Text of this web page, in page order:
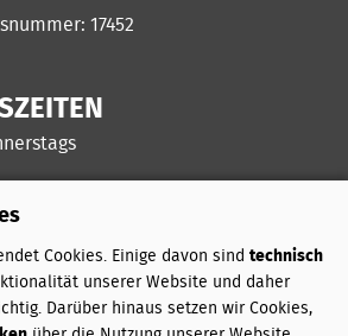
17452
Kreativtag
Cookies. Einige davon sind technisch
unserer Website und daher
Darüber hinaus setzen wir Cookies,